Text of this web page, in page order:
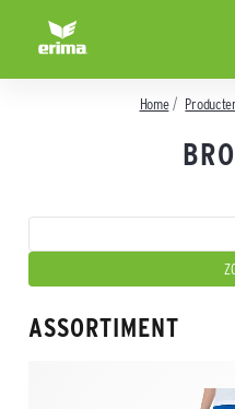
Home
ASSORTIMENT